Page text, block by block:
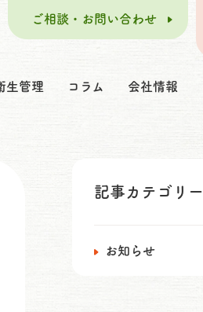
生管理 コラム 会社情報
ご相談・お問い合わせ
記事カテゴリー
お知らせ